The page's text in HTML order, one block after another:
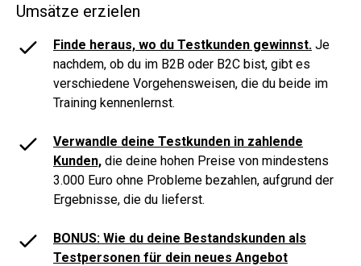
Umsätze erzielen
Finde heraus, wo du Testkunden gewinnst. Je
nachdem, ob du im B2B oder B2C bist, gibt es
verschiedene Vorgehensweisen, die du beide im
Training kennenlernst.
Verwandle deine Testkunden in zahlende
Kunden, die deine hohen Preise von mindestens
3.000 Euro ohne Probleme bezahlen, aufgrund der
Ergebnisse, die du lieferst.
BONUS: Wie du deine Bestandskunden als
Testpersonen für dein neues Angebot